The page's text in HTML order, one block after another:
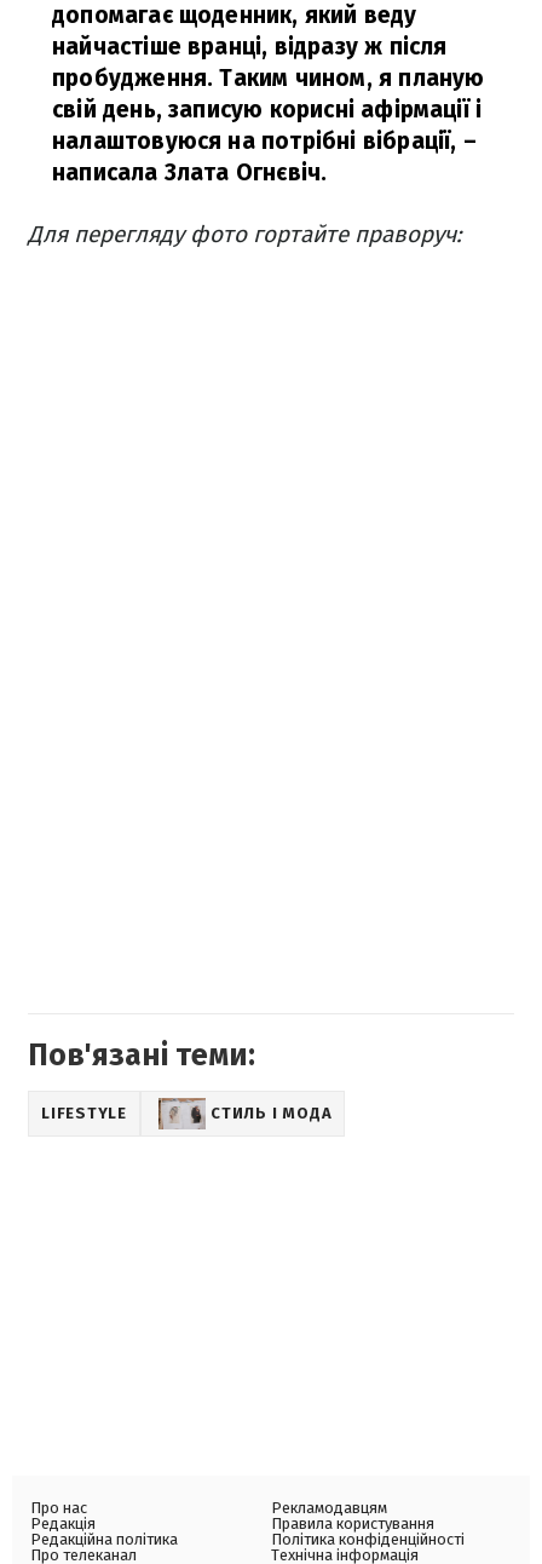
допомагає щоденник, який веду
найчастіше вранці, відразу ж після
пробудження. Таким чином, я планую
свій день, записую корисні афірмації і
налаштовуюся на потрібні вібрації, –
написала Злата Огнєвіч.
Для перегляду фото гортайте праворуч:
Пов'язані теми:
LIFESTYLE СТИЛЬ І МОДА
Про нас
Редакція
Редакційна політика
Про телеканал
Рекламодавцям
Правила користування
Політика конфіденційності
Технічна інформація